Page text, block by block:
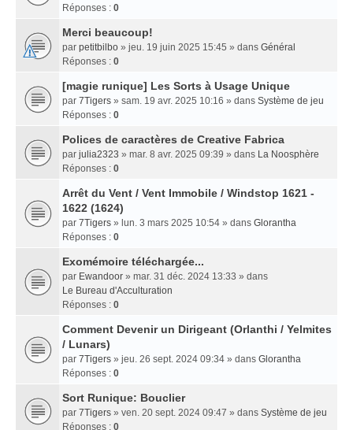
Réponses : 0
Merci beaucoup!
par petitbilbo » jeu. 19 juin 2025 15:45 » dans Général
Réponses : 0
[magie runique] Les Sorts à Usage Unique
par 7Tigers » sam. 19 avr. 2025 10:16 » dans Système de jeu
Réponses : 0
Polices de caractères de Creative Fabrica
par julia2323 » mar. 8 avr. 2025 09:39 » dans La Noosphère
Réponses : 0
Arrêt du Vent / Vent Immobile / Windstop 1621 -
1622 (1624)
par 7Tigers » lun. 3 mars 2025 10:54 » dans Glorantha
Réponses : 0
Exomémoire téléchargée...
par Ewandoor » mar. 31 déc. 2024 13:33 » dans
Le Bureau d'Acculturation
Réponses : 0
Comment Devenir un Dirigeant (Orlanthi / Yelmites
/ Lunars)
par 7Tigers » jeu. 26 sept. 2024 09:34 » dans Glorantha
Réponses : 0
Sort Runique: Bouclier
par 7Tigers » ven. 20 sept. 2024 09:47 » dans Système de jeu
Réponses : 0